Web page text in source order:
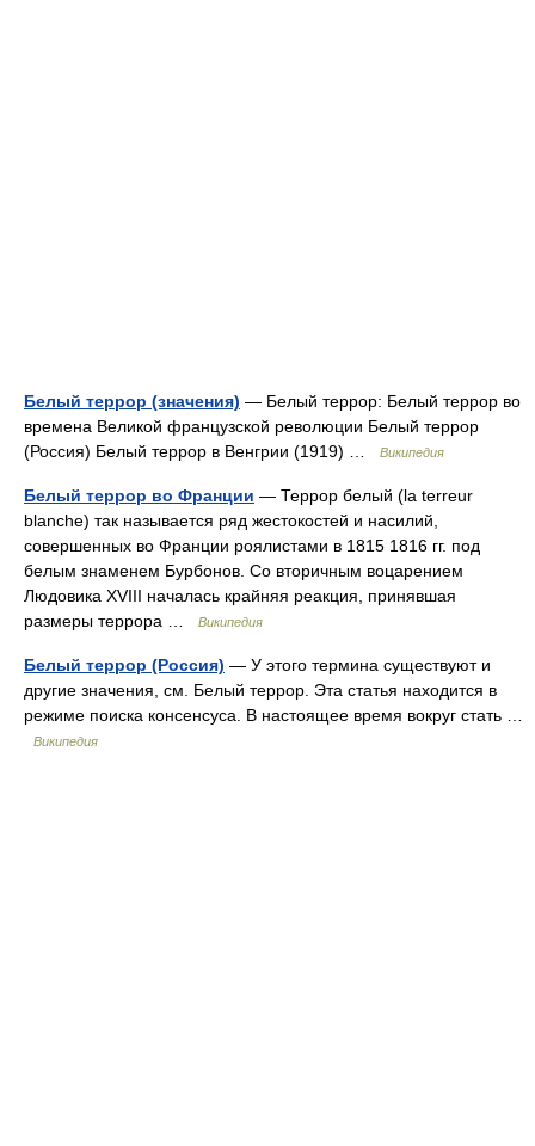
Белый террор (значения) — Белый террор: Белый террор во
времена Великой французской революции Белый террор
(Россия) Белый террор в Венгрии (1919) …
Википедия
Белый террор во Франции — Террор белый (la terreur
blanche) так называется ряд жестокостей и насилий,
совершенных во Франции роялистами в 1815 1816 гг. под
белым знаменем Бурбонов. Со вторичным воцарением
Людовика XVIII началась крайняя реакция, принявшая
размеры террора …
Википедия
Белый террор (Россия) — У этого термина существуют и
другие значения, см. Белый террор. Эта статья находится в
режиме поиска консенсуса. В настоящее время вокруг стать …
Википедия